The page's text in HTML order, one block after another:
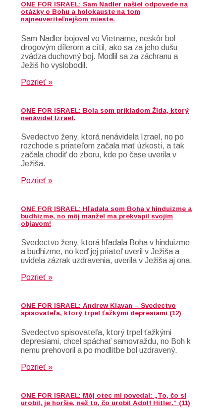
ONE FOR ISRAEL: Sam Nadler našiel odpovede na
otázky o Bohu a holokauste na tom
najneuveriteľnejšom mieste.
Sam Nadler bojoval vo Vietname, neskôr bol
drogovým dílerom a cítil, ako sa za jeho dušu
zvádza duchovný boj. Modlil sa za záchranu a
Ježiš ho vyslobodil.
Pozrieť »
ONE FOR ISRAEL: Bola som príkladom Žida, ktorý
nenávidel Izrael.
Svedectvo ženy, ktorá nenávidela Izrael, no po
rozchode s priateľom začala mať úzkosti, a tak
začala chodiť do zboru, kde po čase uverila v
Ježiša.
Pozrieť »
ONE FOR ISRAEL: Hľadala som Boha v hinduizme a
budhizme, no môj manžel ma prekvapil svojím
objavom!
Svedectvo ženy, ktorá hľadala Boha v hinduizme
a budhizme, no keď jej priateľ uveril v Ježiša a
uvidela zázrak uzdravenia, uverila v Ježiša aj ona.
Pozrieť »
ONE FOR ISRAEL: Andrew Klavan – Svedectvo
spisovateľa, ktorý trpel ťažkými depresiami (12)
Svedectvo spisovateľa, ktorý trpel ťažkými
depresiami, chcel spáchať samovraždu, no Boh k
nemu prehovoril a po modlitbe bol uzdravený.
Pozrieť »
ONE FOR ISRAEL: Môj otec mi povedal: „To, čo si
urobil, je horšie, než to, čo urobil Adolf Hitler.“ (11)